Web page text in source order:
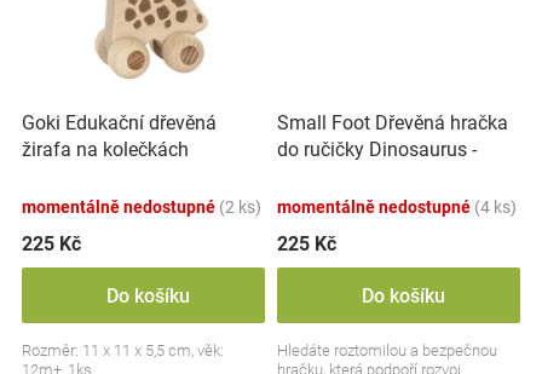
Goki Edukační dřevěná
žirafa na kolečkách
momentálně nedostupné (2 ks)
225 Kč
Do košíku
Rozměr: 11 x 11 x 5,5 cm, věk:
12m+, 1ks
Small Foot Dřevěná hračka
do ručičky Dinosaurus -
momentálně nedostupné (4 ks)
225 Kč
Do košíku
Hledáte roztomilou a bezpečnou
hračku, která podpoří rozvoj